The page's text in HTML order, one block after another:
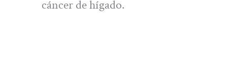
cáncer de hígado.